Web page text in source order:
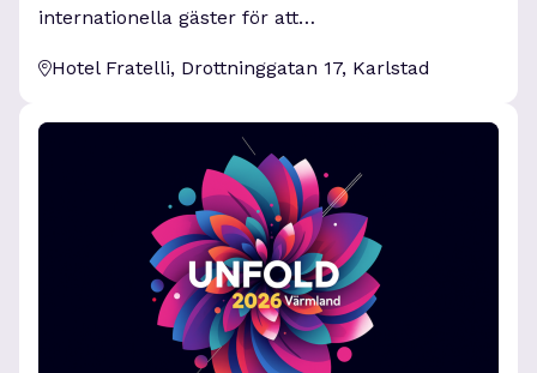
internationella gäster för att…
Hotel Fratelli, Drottninggatan 17, Karlstad